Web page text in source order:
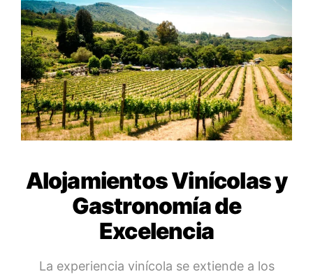
Alojamientos Vinícolas y
Gastronomía de
Excelencia
La experiencia vinícola se extiende a los